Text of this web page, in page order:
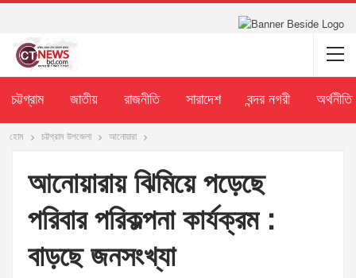
চট্টগ্রাম জাতীয় রাজনীতি সারাদেশ বন্দর নগরী অর্থনীতি
হোম চট্টগ্রাম উপজেলা আনোয়ারা
আনোয়ারায় ঝিমিয়ে পড়েছে
পরিবার পরিকল্পনা কার্যক্রম :
বাড়ছে জনসংখ্যা